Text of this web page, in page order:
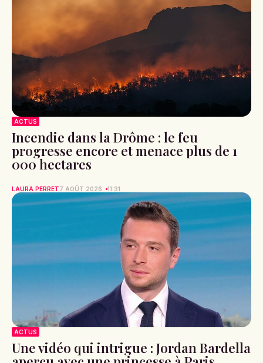
ACTUS
Incendie dans la Drôme : le feu
progresse encore et menace plus de 1
000 hectares
LAURA PERRET7 AOÛT 2026 11:31
ACTUS
Une vidéo qui intrigue : Jordan Bardella